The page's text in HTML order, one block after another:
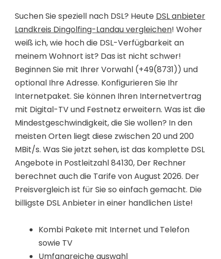
Suchen Sie speziell nach DSL? Heute DSL anbieter
Landkreis Dingolfing-Landau vergleichen! Woher
weiß ich, wie hoch die DSL-Verfügbarkeit an
meinem Wohnort ist? Das ist nicht schwer!
Beginnen Sie mit Ihrer Vorwahl (+49(8731)) und
optional Ihre Adresse. Konfigurieren Sie Ihr
Internetpaket. Sie können Ihren Internetvertrag
mit Digital-TV und Festnetz erweitern. Was ist die
Mindestgeschwindigkeit, die Sie wollen? In den
meisten Orten liegt diese zwischen 20 und 200
MBit/s. Was Sie jetzt sehen, ist das komplette DSL
Angebote in Postleitzahl 84130, Der Rechner
berechnet auch die Tarife von August 2026. Der
Preisvergleich ist für Sie so einfach gemacht. Die
billigste DSL Anbieter in einer handlichen Liste!
Kombi Pakete mit Internet und Telefon
sowie TV
Umfangreiche auswahl